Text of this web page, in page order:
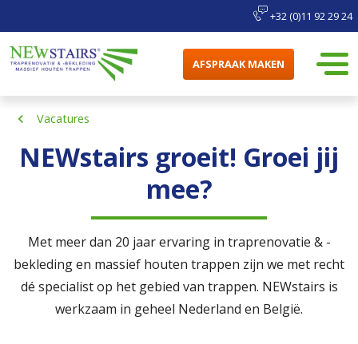
+32 (0)11 92 29 24
AFSPRAAK MAKEN
Vacatures
NEWstairs groeit! Groei jij
mee?
Met meer dan 20 jaar ervaring in traprenovatie & -
bekleding en massief houten trappen zijn we met recht
dé specialist op het gebied van trappen. NEWstairs is
werkzaam in geheel Nederland en België.